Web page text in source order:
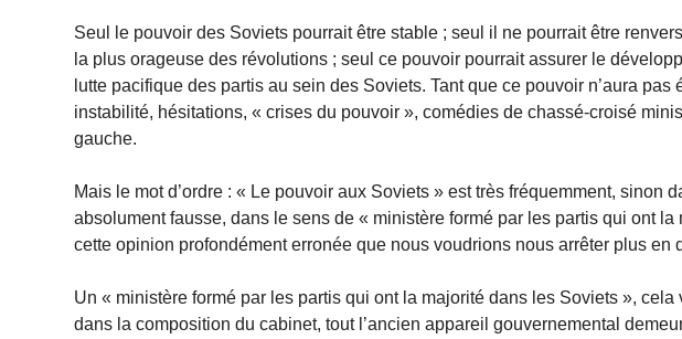
Seul le pouvoir des Soviets pourrait être stable ; seul il ne pourrait être
la plus orageuse des révolutions ; seul ce pouvoir pourrait assurer le
lutte pacifique des partis au sein des Soviets. Tant que ce pouvoir n’aura pas
instabilité, hésitations, « crises du pouvoir », comédies de chassé-croisé
gauche.
Mais le mot d’ordre : « Le pouvoir aux Soviets » est très fréquemment, sinon
absolument fausse, dans le sens de « ministère formé par les partis qui ont la
cette opinion profondément erronée que nous voudrions nous arrêter plus en
Un « ministère formé par les partis qui ont la majorité dans les Soviets »,
dans la composition du cabinet, tout l’ancien appareil gouvernemental